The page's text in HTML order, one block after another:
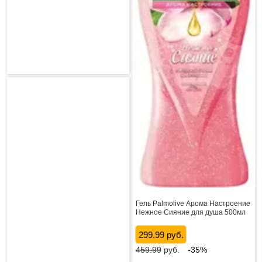
Гель Palmolive Арома Настроение
Нежное Сияние для душа 500мл
299.99 руб.
459.99руб. -35%